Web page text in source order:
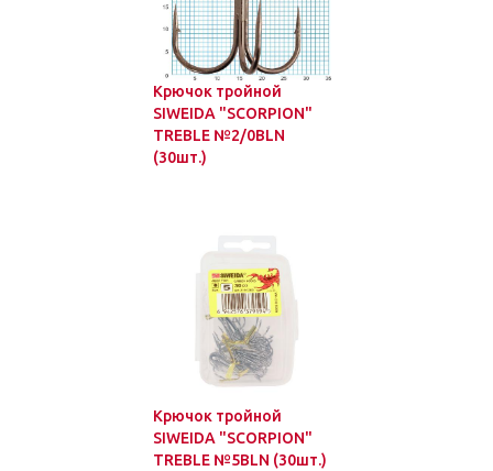
Крючок тройной
SIWEIDA "SCORPION"
TREBLE №2/0BLN
(30шт.)
Крючок тройной
SIWEIDA "SCORPION"
TREBLE №5BLN (30шт.)